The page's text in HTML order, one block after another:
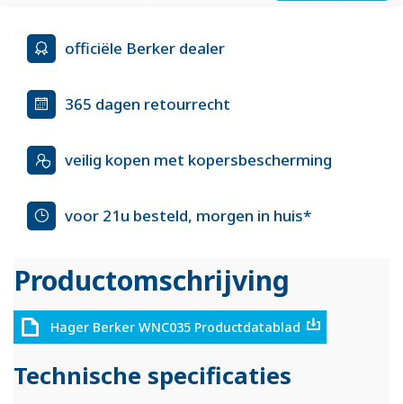
officiële Berker dealer
365 dagen retourrecht
veilig kopen met kopersbescherming
voor 21u besteld, morgen in huis*
Productomschrijving
Hager Berker WNC035 Productdatablad
Technische specificaties